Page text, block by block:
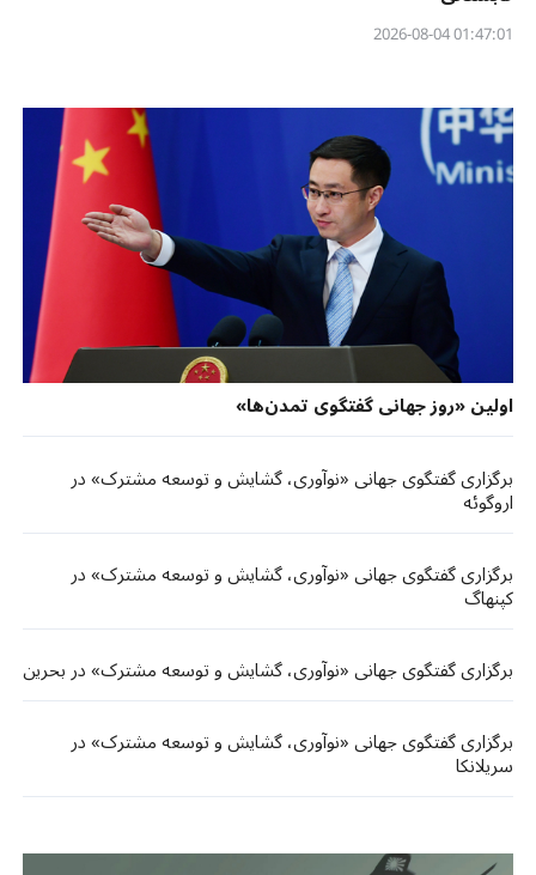
01:47:01 2026-08-04
اولین «روز جهانی گفتگوی تمدن‌ها»
برگزاری گفتگوی جهانی «نوآوری، گشایش و توسعه مشترک» در
اروگوئه
برگزاری گفتگوی جهانی «نوآوری، گشایش و توسعه مشترک» در
کپنهاگ
برگزاری گفتگوی جهانی «نوآوری، گشایش و توسعه مشترک» در بحرین
برگزاری گفتگوی جهانی «نوآوری، گشایش و توسعه مشترک» در
سریلانکا